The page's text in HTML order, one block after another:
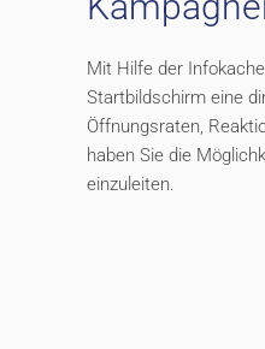
Mit Hilfe der
Startbildschirm eine
Öffnungsraten,
haben Sie die
einzuleiten.